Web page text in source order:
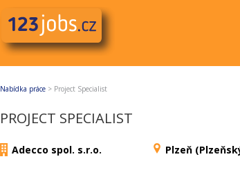
Nabídka práce > Project Specialist
PROJECT SPECIALIST
Adecco spol. s.r.o. Plzeň